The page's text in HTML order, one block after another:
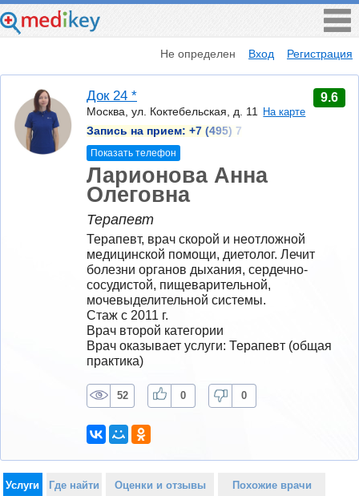
Не определен Вход Регистрация
Док 24 *
Москва, ул. Коктебельская, д. 11
На карте
Запись на прием: +7 (495) 7
Показать телефон
9.6
Ларионова Анна
Олеговна
Терапевт
Терапевт, врач скорой и неотложной
медицинской помощи, диетолог. Лечит
болезни органов дыхания, сердечно-
сосудистой, пищеварительной,
мочевыделительной системы.
Стаж с 2011 г.
Врач второй категории
Врач оказывает услуги: Терапевт (общая
практика)
52 0 0
Услуги Где найти Оценки и отзывы Похожие врачи